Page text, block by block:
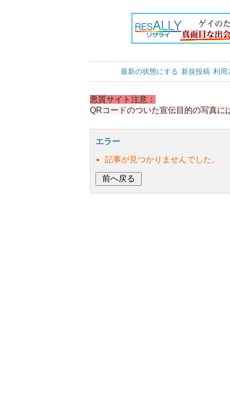
最新の状態にする 新規投稿 利用
悪質サイト注意：
QRコードのついた宣伝目的の写真に
エラー
記事が見つかりませんでした。